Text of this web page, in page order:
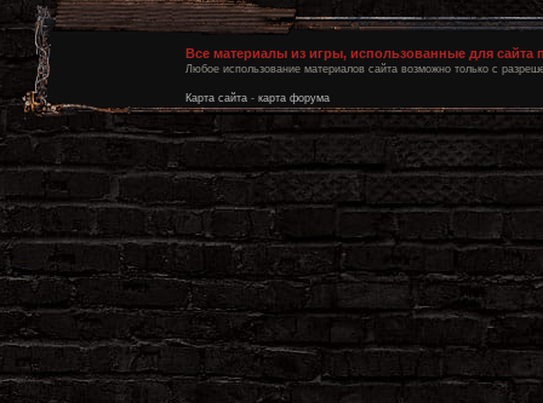
Все материалы из игры, использованные для сайта
Любое использование материалов сайта возможно только с
Карта сайта - карта форума